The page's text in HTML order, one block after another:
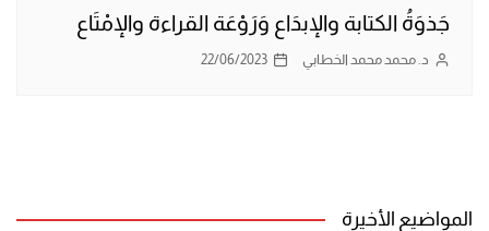
جَذوَةُ الكتابة والإبدَاع وَرَوْعَة القراءة والإمْتَاع
د. محمد محمد الخطابي 22/06/2023
المواضيع الأخيرة